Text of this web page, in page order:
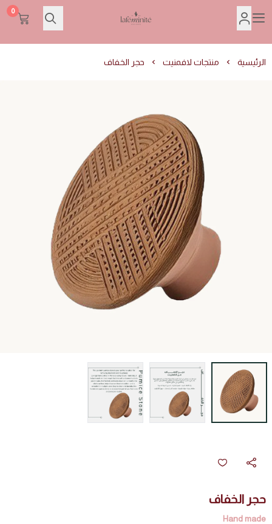
Lafeminite | لافمنيت
0
الرئيسية منتجات لافمنيت حجر الخفاف
حجر الخفاف
Hand made